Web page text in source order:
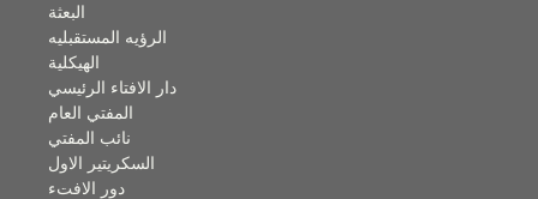
البعثة
الرؤيه المستقبليه
الهيكلية
دار الافتاء الرئيسي
المفتي العام
نائب المفتي
السكريتير الاول
دور الافتء